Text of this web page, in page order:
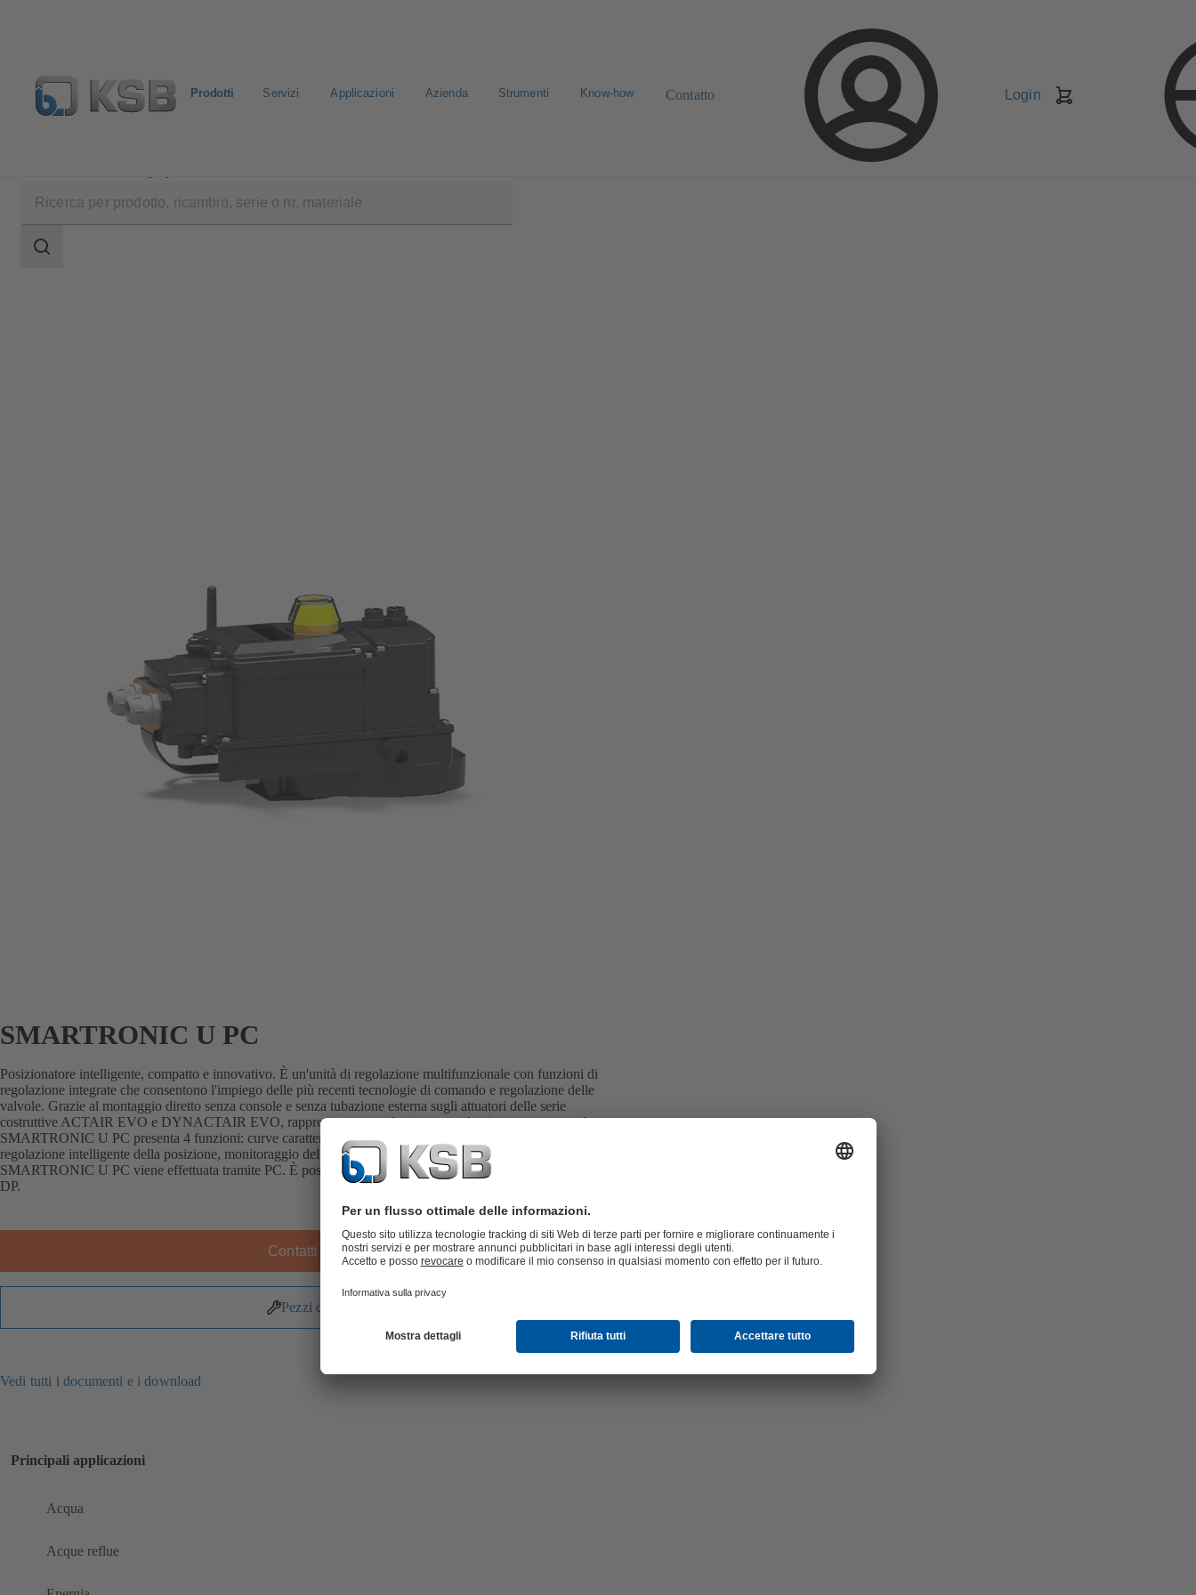
Prodotti Servizi Applicazioni Azienda Strumenti Know-how Contatto Login
della
Ambito
SMARTRONIC U PC
Posizionatore intelligente, compatto e innovativo. È un'unità di regolazione multifunzionale con funzioni di
regolazione integrate che consentono l'impiego delle più recenti tecnologie di comando e regolazione delle
valvole. Grazie al montaggio diretto senza console e senza tubazione esterna sugli attuatori delle serie
costruttive ACTAIR EVO e DYNACTAIR EVO, rappresenta una soluzione complessiva compatta e robusta.
SMARTRONIC U PC presenta 4 funzioni: curve caratteristiche programmabili per l'apertura e la chiusura,
regolazione intelligente della posizione, monitoraggio del processo e regolazione. La programmazione dello
SMARTRONIC U PC viene effettuata tramite PC. È possibile il collegamento a un bus di campo Profibus
DP.
Contatti KSB
Pezzi di ricambio
Vedi tutti i documenti e i download
Principali applicazioni
Acqua
Acque reflue